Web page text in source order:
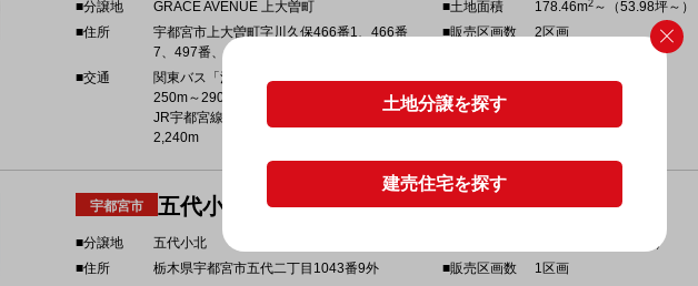
■分譲地
GRACE AVENUE 上大曽町
■住所
宇都宮市上大曽町字川久保466番1、466番
7、497番、497番2
■交通
関東バス「河内庁舎正門」停留所 約
250m～290m
JR宇都宮線「宇都宮駅」 約2,200～
2,240m
■土地面積 178.46m2 ～（53.98坪～）
■販売区画数
2区画
宇都宮市 五代小北 1,691.4万円
■分譲地
五代小北
■住所
栃木県宇都宮市五代二丁目1043番9外
（72.90坪）
■販売区画数
1区画
土地分譲を探す
建売住宅を探す